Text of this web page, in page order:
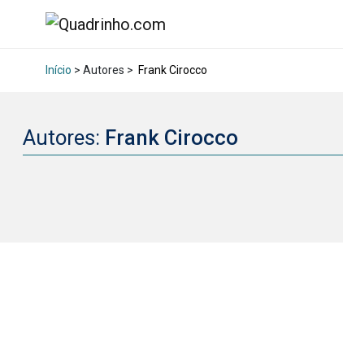
Início > Autores > Frank Cirocco
Autores: Frank Cirocco